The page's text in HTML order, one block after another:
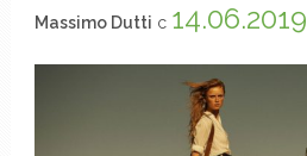
Massimo Dutti с 14.06.2019